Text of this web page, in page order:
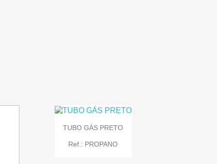
TUBO GÁS PRETO
Ref.: PROPANO